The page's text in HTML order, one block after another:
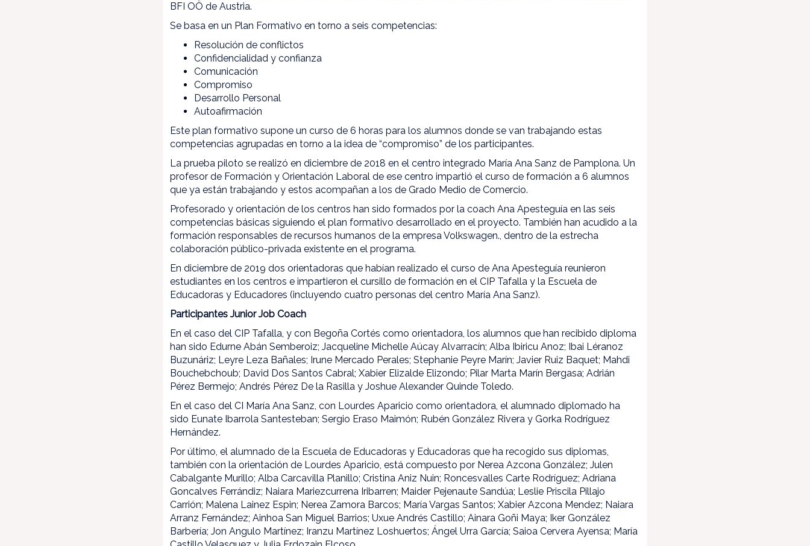
BFI OÖ de Austria.
Se basa en un Plan Formativo en torno a seis competencias:
Resolución de conflictos
Confidencialidad y confianza
Comunicación
Compromiso
Desarrollo Personal
Autoafirmación
Este plan formativo supone un curso de 6 horas para los alumnos donde se van trabajando estas
competencias agrupadas en torno a la idea de “compromiso” de los participantes.
La prueba piloto se realizó en diciembre de 2018 en el centro integrado María Ana Sanz de Pamplona. Un
profesor de Formación y Orientación Laboral de ese centro impartió el curso de formación a 6 alumnos
que ya están trabajando y estos acompañan a los de Grado Medio de Comercio.
Profesorado y orientación de los centros han sido formados por la coach Ana Apesteguía en las seis
competencias básicas siguiendo el plan formativo desarrollado en el proyecto. También han acudido a la
formación responsables de recursos humanos de la empresa Volkswagen., dentro de la estrecha
colaboración público-privada existente en el programa.
En diciembre de 2019 dos orientadoras que habían realizado el curso de Ana Apesteguía reunieron
estudiantes en los centros e impartieron el cursillo de formación en el CIP Tafalla y la Escuela de
Educadoras y Educadores (incluyendo cuatro personas del centro María Ana Sanz).
Participantes Junior Job Coach
En el caso del CIP Tafalla, y con Begoña Cortés como orientadora, los alumnos que han recibido diploma
han sido Edurne Abán Semberoiz; Jacqueline Michelle Aúcay Alvarracín; Alba Ibiricu Anoz; Ibai Léranoz
Buzunáriz; Leyre Leza Bañales; Irune Mercado Perales; Stephanie Peyre Marín; Javier Ruiz Baquet; Mahdi
Bouchebchoub; David Dos Santos Cabral; Xabier Elizalde Elizondo; Pilar Marta Marín Bergasa; Adrián
Pérez Bermejo; Andrés Pérez De la Rasilla y Joshue Alexander Quinde Toledo.
En el caso del CI María Ana Sanz, con Lourdes Aparicio como orientadora, el alumnado diplomado ha
sido Eunate Ibarrola Santesteban; Sergio Eraso Maimón; Rubén González Rivera y Gorka Rodríguez
Hernández.
Por último, el alumnado de la Escuela de Educadoras y Educadoras que ha recogido sus diplomas,
también con la orientación de Lourdes Aparicio, está compuesto por Nerea Azcona González; Julen
Cabalgante Murillo; Alba Carcavilla Planillo; Cristina Aniz Nuin; Roncesvalles Carte Rodríguez; Adriana
Goncalves Ferrándiz; Naiara Mariezcurrena Iribarren; Maider Pejenaute Sandúa; Leslie Priscila Pillajo
Carrión; Malena Lainez Espin; Nerea Zamora Barcos; María Vargas Santos; Xabier Azcona Mendez; Naiara
Arranz Fernández; Ainhoa San Miguel Barrios; Uxue Andrés Castillo; Ainara Goñi Maya; Iker González
Barbería; Jon Angulo Martínez; Iranzu Martínez Loshuertos; Ángel Urra García; Saioa Cervera Ayensa; María